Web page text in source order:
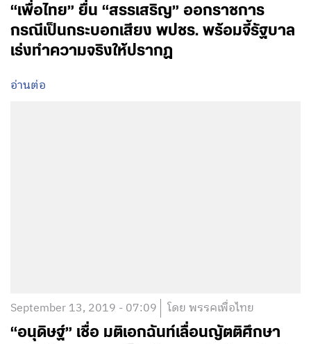
“เพื่อไทย” ยื่น “สรรเสริญ”​ ออกราชการ
กรณีเป็นกระบอกเสียง พปชร. พร้อมจี้รัฐบาล
เร่งทำความจริงให้ปรากฏ
อ่านต่อ
September 13, 2019 - 07:09 โดย พรรคเพื่อไทย
“อนุดิษฐ์” เชื่อ มติเอกฉันท์เลื่อนญัตติศึกษา